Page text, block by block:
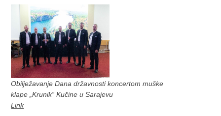
Obilježavanje Dana državnosti koncertom muške
klape „Krunik“ Kučine u Sarajevu
Link